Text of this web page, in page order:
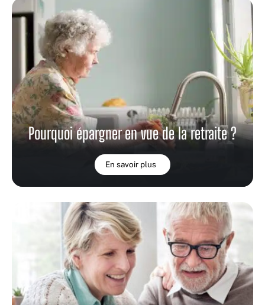
Pourquoi épargner en vue de la retraite ?
En savoir plus